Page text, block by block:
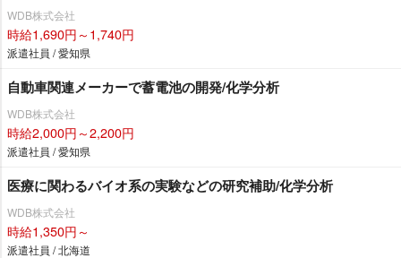
WDB株式会社
時給1,690円～1,740円
派遣社員 / 愛知県
自動車関連メーカーで蓄電池の開発/化学分析
WDB株式会社
時給2,000円～2,200円
派遣社員 / 愛知県
医療に関わるバイオ系の実験などの研究補助/化学分析
WDB株式会社
時給1,350円～
派遣社員 / 北海道